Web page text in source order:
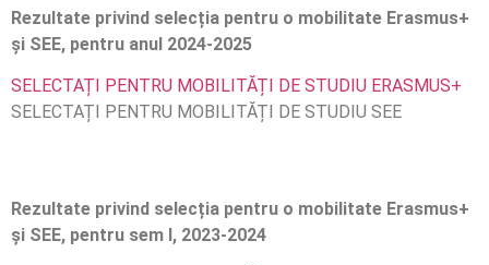
Rezultate privind selecția pentru o mobilitate Erasmus+
și SEE, pentru anul 2024-2025
SELECTAȚI PENTRU MOBILITĂȚI DE STUDIU ERASMUS+
SELECTAȚI PENTRU MOBILITĂȚI DE STUDIU SEE
Rezultate privind selecția pentru o mobilitate Erasmus+
și SEE, pentru sem I, 2023-2024